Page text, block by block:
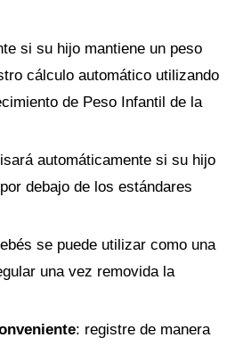
si su hijo mantiene un peso
cálculo automático utilizando
de Peso Infantil de la
automáticamente si su hijo
debajo de los estándares
se puede utilizar como una
una vez removida la
: registre de manera